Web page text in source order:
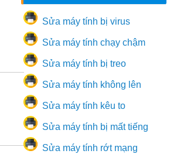
Sửa máy tính bị virus
Sửa máy tính chạy chậm
Sửa máy tính bị treo
Sửa máy tính không lên
Sửa máy tính kêu to
Sửa máy tính bị mất tiếng
Sửa máy tính rớt mạng